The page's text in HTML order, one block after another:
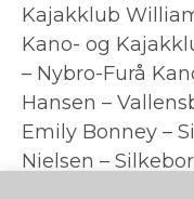
Kajakklub
Kano- og
– Nybro-Furå
Hansen –
Emily Bonney –
Nielsen –